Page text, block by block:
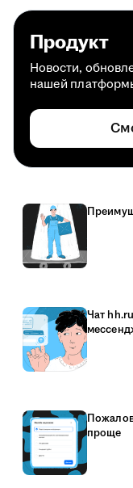
Продукт
Новости,
нашей
Чат
проще